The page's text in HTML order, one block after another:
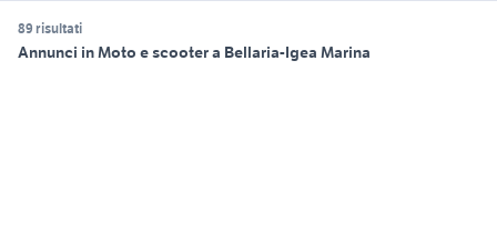
89 risultati
Annunci in Moto e scooter a Bellaria-Igea Marina